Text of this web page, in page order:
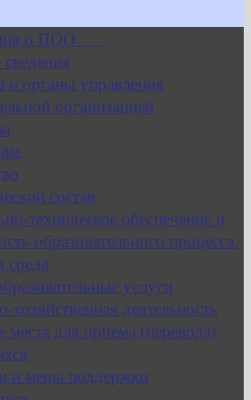
о ПОО
и органы управления
организацией
состав
техническое обеспечение и
образовательного процесса.
среда
услуги
хозяйственная деятельность
места для приема (перевода)
и меры поддержки